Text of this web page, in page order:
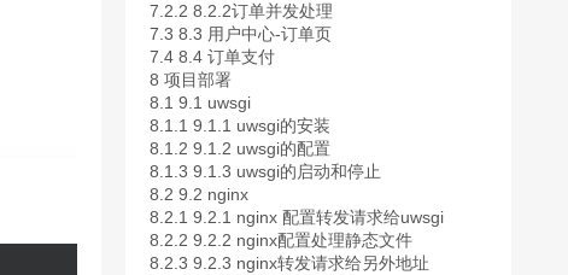
7.2.2 8.2.2订单并发处理
7.3 8.3 用户中心-订单页
7.4 8.4 订单支付
8 项目部署
8.1 9.1 uwsgi
8.1.1 9.1.1 uwsgi的安装
8.1.2 9.1.2 uwsgi的配置
8.1.3 9.1.3 uwsgi的启动和停止
8.2 9.2 nginx
8.2.1 9.2.1 nginx 配置转发请求给uwsgi
8.2.2 9.2.2 nginx配置处理静态文件
8.2.3 9.2.3 nginx转发请求给另外地址